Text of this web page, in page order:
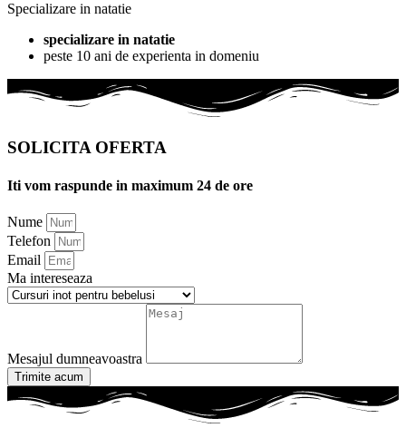
Specializare in natatie
specializare in natatie
peste 10 ani de experienta in domeniu
SOLICITA OFERTA
Iti vom raspunde in maximum 24 de ore
Nume
Telefon
Email
Ma intereseaza
Mesajul dumneavoastra
Trimite acum